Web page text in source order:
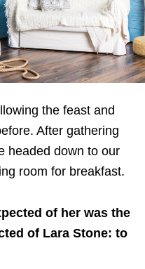
the feast and
After gathering
headed down to our
room for breakfast.
of her was the
of Lara Stone: to